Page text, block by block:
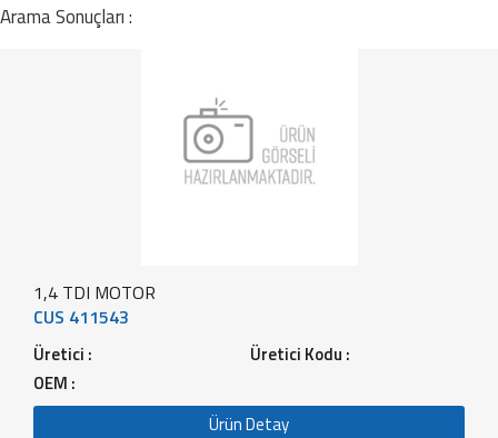
Arama Sonuçları :
1,4 TDI MOTOR
CUS 411543
Üretici :
Üretici Kodu :
OEM :
Ürün Detay